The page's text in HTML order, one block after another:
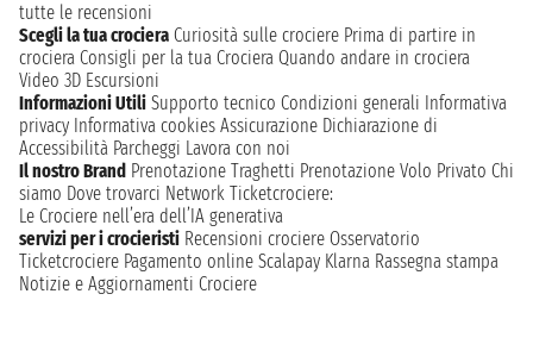
tutte le recensioni
Scegli la tua crociera Curiosità sulle crociere Prima di partire in
crociera Consigli per la tua Crociera Quando andare in crociera
Video 3D Escursioni
Informazioni Utili Supporto tecnico Condizioni generali Informativa
privacy Informativa cookies Assicurazione Dichiarazione di
Accessibilità Parcheggi Lavora con noi
Il nostro Brand Prenotazione Traghetti Prenotazione Volo Privato Chi
siamo Dove trovarci Network Ticketcrociere:
Le Crociere nell’era dell’IA generativa
servizi per i crocieristi Recensioni crociere Osservatorio
Ticketcrociere Pagamento online Scalapay Klarna Rassegna stampa
Notizie e Aggiornamenti Crociere